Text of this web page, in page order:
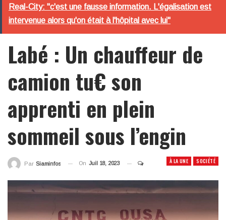
Real-City: "c'est une fausse information. L'égalisation est
intervenue alors qu'on était à l'hôpital avec lui"
Labé : Un chauffeur de
camion tu€ son
apprenti en plein
sommeil sous l’engin
À LA UNE SOCIÉTÉ
Par Siaminfos On Juil 18, 2023